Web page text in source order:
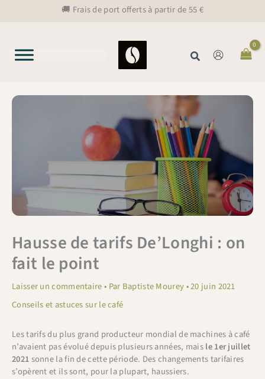
🚚 Frais de port offerts à partir de 55 €
Rechercher
Hausse de tarifs De’Longhi : on
fait le point
Laisser un commentaire• Par Baptiste Mourey•20 juin 2021
Conseils et astuces sur le café
Les tarifs du plus grand producteur mondial de machines à café
n’avaient pas évolué depuis plusieurs années, maisle 1er juillet
2021sonne la fin de cette période. Des changements tarifaires
s’opèrent et ils sont, pour la plupart, haussiers.